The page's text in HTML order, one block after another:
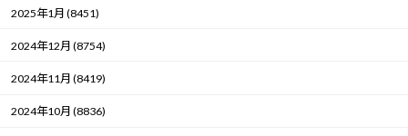
2025年1月 (8451)
2024年12月 (8754)
2024年11月 (8419)
2024年10月 (8836)